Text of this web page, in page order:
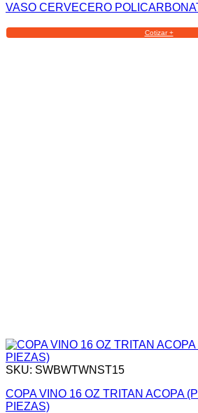
VASO CERVECERO
Cotizar +
SKU: SWBWTWNST15
COPA VINO 16 OZ TRITAN ACOPA
PIEZAS)